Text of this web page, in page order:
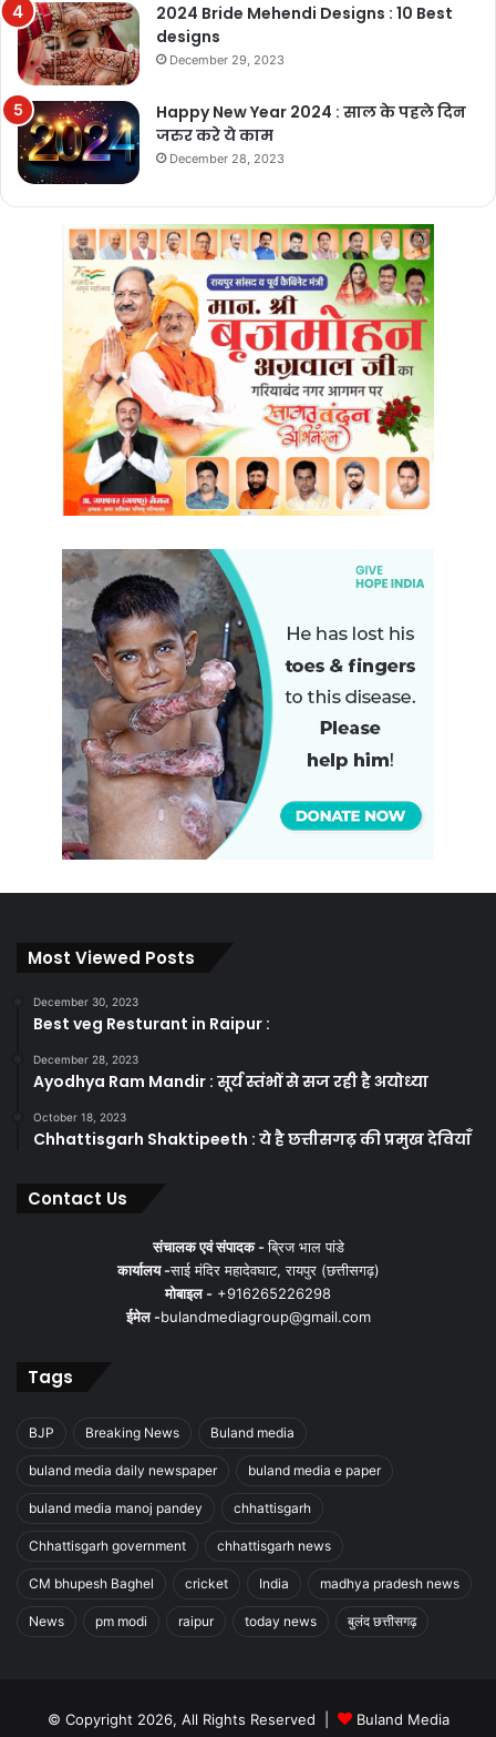
2024 Bride Mehendi Designs : 10 Best
designs
December 29, 2023
Happy New Year 2024 : साल के पहले दिन
जरुर करे ये काम
December 28, 2023
Most Viewed Posts
December 30, 2023
Best veg Resturant in Raipur :
December 28, 2023
Ayodhya Ram Mandir : सूर्य स्तंभों से सज रही है अयोध्या
October 18, 2023
Chhattisgarh Shaktipeeth : ये है छत्तीसगढ़ की प्रमुख देवियाँ
Contact Us
संचालक एवं संपादक -ब्रिज भाल पांडे
कार्यालय -साई मंदिर महादेवघाट, रायपुर (छत्तीसगढ़)
मोबाइल - +916265226298
ईमेल -bulandmediagroup@gmail.com
Tags
BJP Breaking News Buland media
buland media daily newspaper buland media e paper
buland media manoj pandey chhattisgarh
Chhattisgarh government chhattisgarh news
CM bhupesh Baghel cricket India madhya pradesh news
News pm modi raipur today news बुलंद छत्तीसगढ़
© Copyright 2026, All Rights Reserved | Buland Media